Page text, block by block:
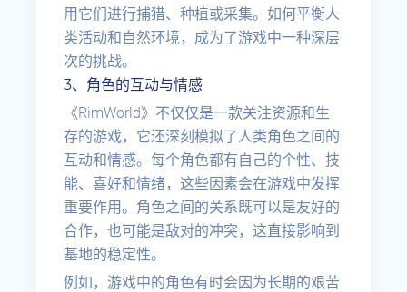
用它们进行捕猎、种植或采集。如何平衡人
类活动和自然环境，成为了游戏中一种深层
次的挑战。
3、角色的互动与情感
《RimWorld》不仅仅是一款关注资源和生
存的游戏，它还深刻模拟了人类角色之间的
互动和情感。每个角色都有自己的个性、技
能、喜好和情绪，这些因素会在游戏中发挥
重要作用。角色之间的关系既可以是友好的
合作，也可能是敌对的冲突，这直接影响到
基地的稳定性。
例如，游戏中的角色有时会因为长期的艰苦